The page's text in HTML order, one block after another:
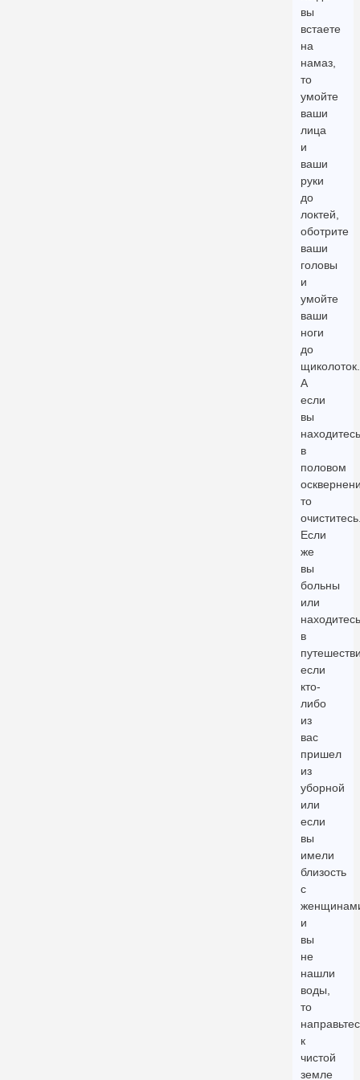
вы
встаете
на
намаз,
то
умойте
ваши
лица
и
ваши
руки
до
локтей,
оботрите
ваши
головы
и
умойте
ваши
ноги
до
щиколоток.
А
если
вы
находитесь
в
половом
то
Если
же
вы
больны
или
находитесь
в
если
кто-
либо
из
вас
пришел
из
уборной
или
если
вы
имели
близость
с
и
вы
не
нашли
воды,
то
к
чистой
земле